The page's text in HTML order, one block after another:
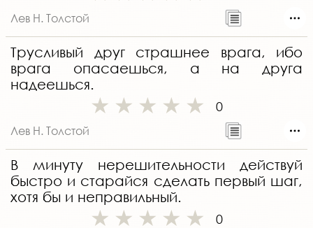
Лев Н. Толстой
Трусливый друг страшнее врага, ибо
врага опасаешься, а на друга
надеешься.
0
Лев Н. Толстой
В минуту нерешительности действуй
быстро и старайся сделать первый шаг,
хотя бы и неправильный.
0